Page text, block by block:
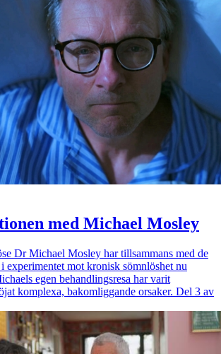
med Michael Mosley
Dr Michael Mosley har tillsammans med de
experimentet mot kronisk sömnlöshet nu
egen behandlingsresa har varit
komplexa, bakomliggande orsaker. Del 3 av